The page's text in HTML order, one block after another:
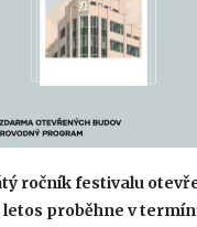
ročník festivalu
proběhne v